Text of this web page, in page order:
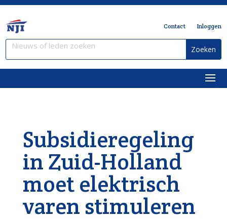
Contact Inloggen
Subsidieregeling
in Zuid-Holland
moet elektrisch
varen stimuleren